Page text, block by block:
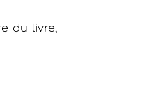
du livre,